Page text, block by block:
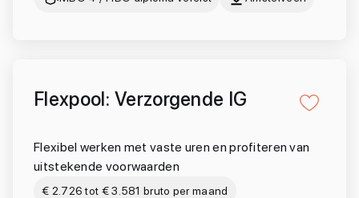
Flexpool: Verzorgende IG
Flexibel werken met vaste uren en profiteren van
uitstekende voorwaarden
€ 2.726 tot € 3.581 bruto per maand